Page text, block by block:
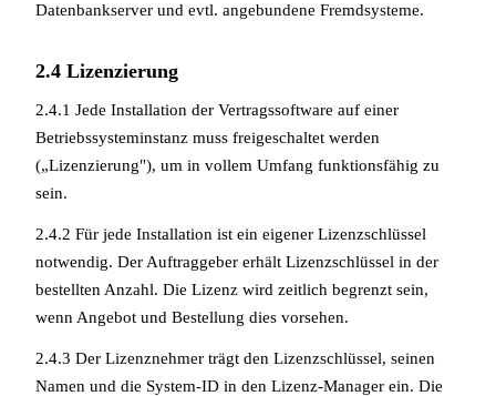
Datenbankserver und evtl. angebundene Fremdsysteme.
2.4 Lizenzierung
2.4.1 Jede Installation der Vertragssoftware auf einer
Betriebssysteminstanz muss freigeschaltet werden
(„Lizenzierung"), um in vollem Umfang funktionsfähig zu
sein.
2.4.2 Für jede Installation ist ein eigener Lizenzschlüssel
notwendig. Der Auftraggeber erhält Lizenzschlüssel in der
bestellten Anzahl. Die Lizenz wird zeitlich begrenzt sein,
wenn Angebot und Bestellung dies vorsehen.
2.4.3 Der Lizenznehmer trägt den Lizenzschlüssel, seinen
Namen und die System-ID in den Lizenz-Manager ein. Die